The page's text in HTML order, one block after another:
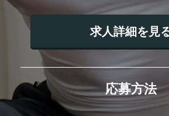
求人詳細を見
応募方法